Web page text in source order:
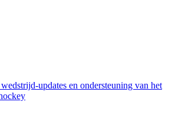
updates en ondersteuning van het